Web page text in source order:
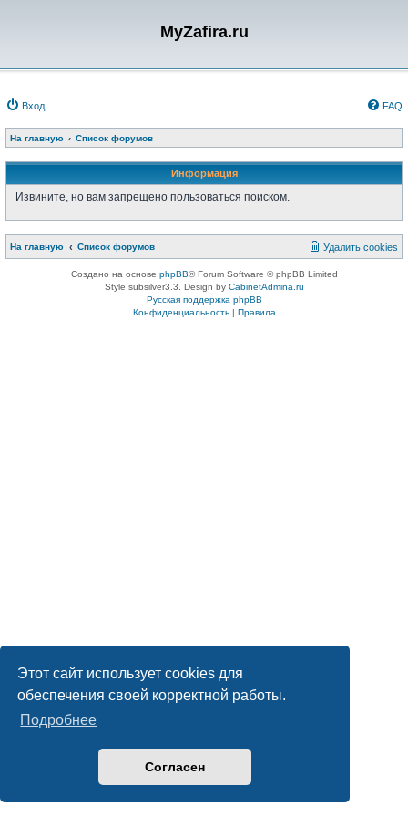
Этот сайт использует cookies для
обеспечения своей корректной работы.
Подробнее
Согласен
MyZafira.ru
Вход FAQ
На главную Список форумов
Информация
Извините, но вам запрещено пользоваться поиском.
На главную Список форумов Удалить cookies
Создано на основе phpBB® Forum Software © phpBB Limited
Style subsilver3.3. Design by CabinetAdmina.ru
Русская поддержка phpBB
Конфиденциальность| Правила